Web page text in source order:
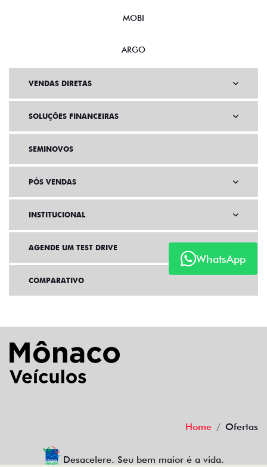
WhatsApp
MOBI
ARGO
VENDAS DIRETAS
SOLUÇÕES FINANCEIRAS
SEMINOVOS
PÓS VENDAS
INSTITUCIONAL
AGENDE UM TEST DRIVE
COMPARATIVO
Home Ofertas
Desacelere. Seu bem maior é a vida.